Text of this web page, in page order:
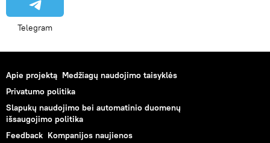
Telegram
Apie projektą Medžiagų naudojimo taisyklės
Privatumo politika
Slapukų naudojimo bei automatinio duomenų
išsaugojimo politika
Feedback Kompanijos naujienos